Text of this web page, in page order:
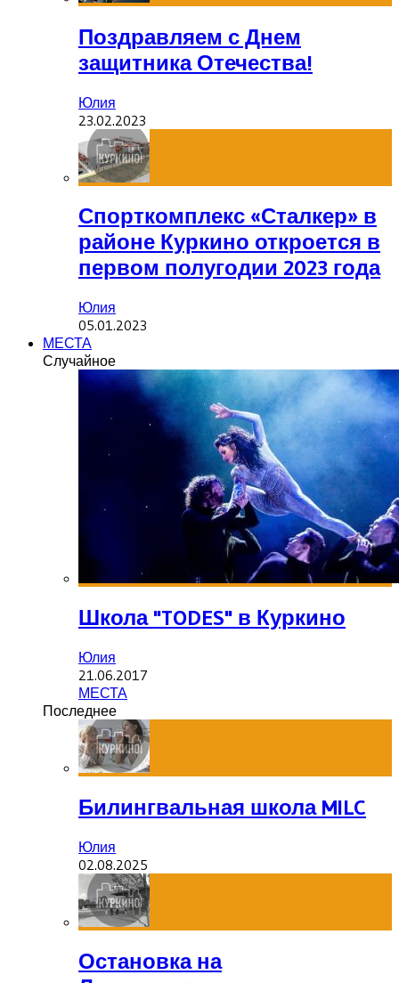
Поздравляем с Днем
защитника Отечества!
Юлия
23.02.2023
Спорткомплекс «Сталкер» в
районе Куркино откроется в
первом полугодии 2023 года
Юлия
05.01.2023
МЕСТА
Случайное
Школа "TODES" в Куркино
Юлия
21.06.2017
МЕСТА
Последнее
Билингвальная школа MILC
Юлия
02.08.2025
Остановка на